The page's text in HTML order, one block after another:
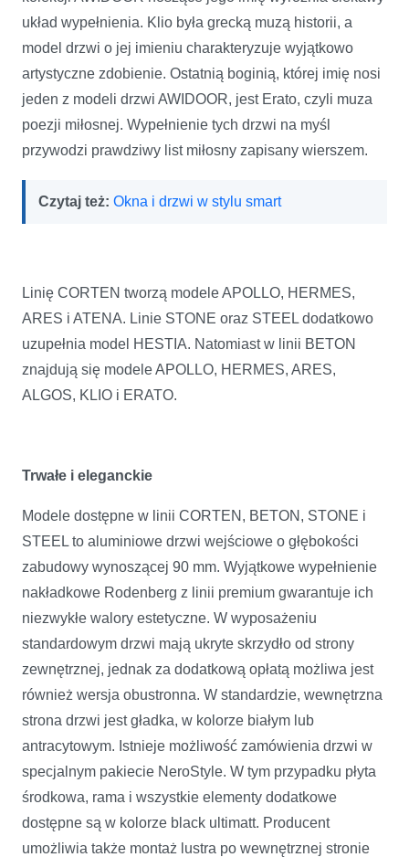
układ wypełnienia. Klio była grecką muzą historii, a
model drzwi o jej imieniu charakteryzuje wyjątkowo
artystyczne zdobienie. Ostatnią boginią, której imię nosi
jeden z modeli drzwi AWIDOOR, jest Erato, czyli muza
poezji miłosnej. Wypełnienie tych drzwi na myśl
przywodzi prawdziwy list miłosny zapisany wierszem.
Czytaj też: Okna i drzwi w stylu smart
Linię CORTEN tworzą modele APOLLO, HERMES,
ARES i ATENA. Linie STONE oraz STEEL dodatkowo
uzupełnia model HESTIA. Natomiast w linii BETON
znajdują się modele APOLLO, HERMES, ARES,
ALGOS, KLIO i ERATO.
Trwałe i eleganckie
Modele dostępne w linii CORTEN, BETON, STONE i
STEEL to aluminiowe drzwi wejściowe o głębokości
zabudowy wynoszącej 90 mm. Wyjątkowe wypełnienie
nakładkowe Rodenberg z linii premium gwarantuje ich
niezwykłe walory estetyczne. W wyposażeniu
standardowym drzwi mają ukryte skrzydło od strony
zewnętrznej, jednak za dodatkową opłatą możliwa jest
również wersja obustronna. W standardzie, wewnętrzna
strona drzwi jest gładka, w kolorze białym lub
antracytowym. Istnieje możliwość zamówienia drzwi w
specjalnym pakiecie NeroStyle. W tym przypadku płyta
środkowa, rama i wszystkie elementy dodatkowe
dostępne są w kolorze black ultimatt. Producent
umożliwia także montaż lustra po wewnętrznej stronie